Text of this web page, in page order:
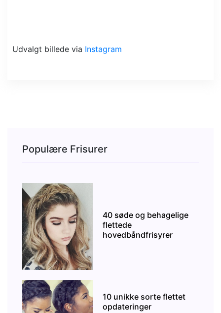
Udvalgt billede via Instagram
Populære Frisurer
40 søde og behagelige
flettede
hovedbåndfrisyrer
10 unikke sorte flettet
opdateringer